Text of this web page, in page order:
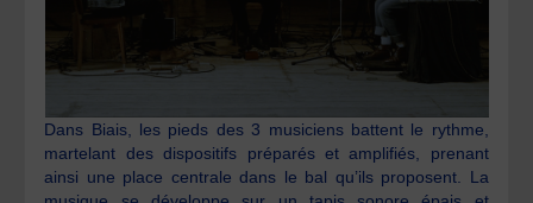
Dans Biais, les pieds des 3 musiciens battent le rythme,
martelant des dispositifs préparés et amplifiés, prenant
ainsi une place centrale dans le bal qu’ils proposent. La